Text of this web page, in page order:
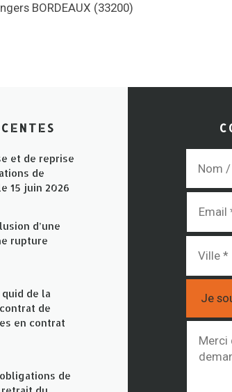
BORDEAUX (33200)
et de reprise
de
15 juin 2026
d’une
rupture
de la
de
en contrat
de